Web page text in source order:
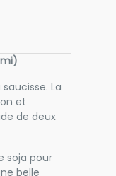
La
et
de deux
soja pour
belle